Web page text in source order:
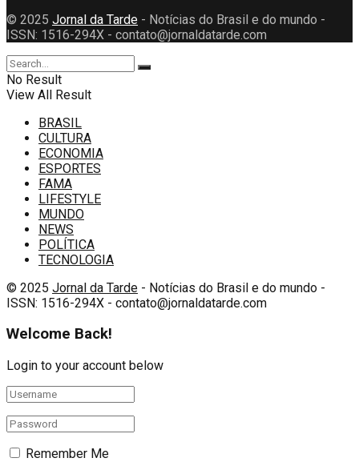
© 2025 Jornal da Tarde - Notícias do Brasil e do mundo -
ISSN: 1516-294X - contato@jornaldatarde.com
No Result
View All Result
BRASIL
CULTURA
ECONOMIA
ESPORTES
FAMA
LIFESTYLE
MUNDO
NEWS
POLÍTICA
TECNOLOGIA
© 2025 Jornal da Tarde - Notícias do Brasil e do mundo -
ISSN: 1516-294X - contato@jornaldatarde.com
Welcome Back!
Login to your account below
Remember Me